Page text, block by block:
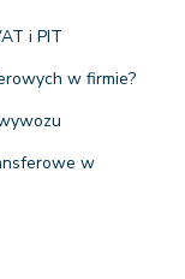
i PIT
w firmie?
w